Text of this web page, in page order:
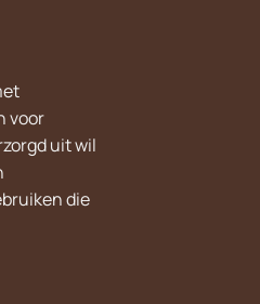
voor
uit wil
die